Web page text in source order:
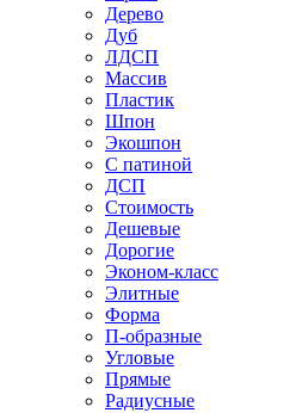
Дерево
Дуб
ЛДСП
Массив
Пластик
Шпон
Экошпон
С патиной
ДСП
Стоимость
Дешевые
Дорогие
Эконом-класс
Элитные
Форма
П-образные
Угловые
Прямые
Радиусные